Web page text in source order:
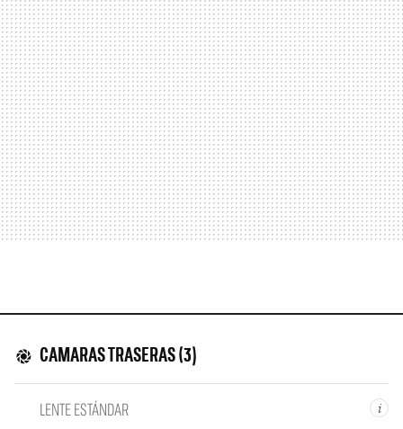
CAMARAS TRASERAS (3)
i
LENTE ESTÁNDAR